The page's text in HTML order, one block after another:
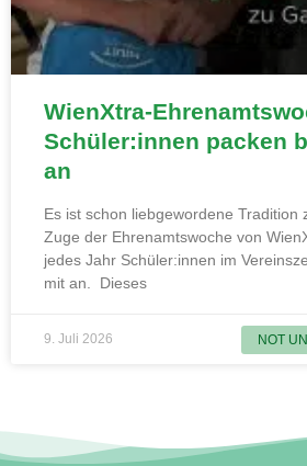
NOT
WienXtra-
Schüler:innen packen
an
Es ist schon liebgewordene Tradition
Zuge der Ehrenamtswoche von
jedes Jahr Schüler:innen im
mit an. Dieses
9. Juli 2026